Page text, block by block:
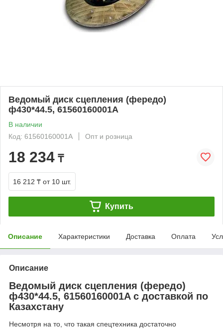
Ведомый диск сцепления (фередо)
ф430*44.5, 61560160001A
В наличии
Код: 61560160001A
Опт и розница
18 234 ₸
16 212 ₸ от 10 шт.
Купить
Описание Характеристики Доставка Оплата
Описание
Ведомый диск сцепления (фередо)
ф430*44.5, 61560160001A с доставкой по
Казахстану
Несмотря на то, что такая спецтехника достаточно